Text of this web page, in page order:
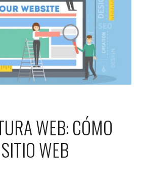
WEB: CÓMO
WEB